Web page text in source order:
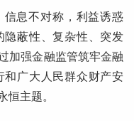
息不对称，利益诱惑
隐蔽性、复杂性、突发
加强金融监管筑牢金融
和广大人民群众财产安
恒主题。